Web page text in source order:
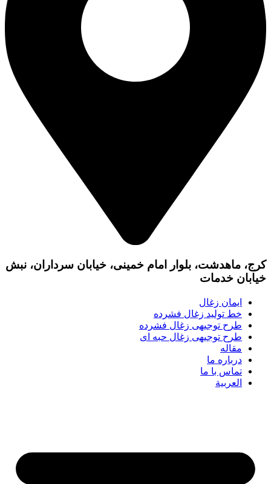
کرج، ماهدشت، بلوار امام خمینی، خیابان سرداران، نبش
خیابان خدمات
ایمان زغال
خط تولید زغال فشرده
طرح توجیهی زغال فشرده
طرح توجیهی زغال حبه ای
مقاله
درباره ما
تماس با ما
العربية